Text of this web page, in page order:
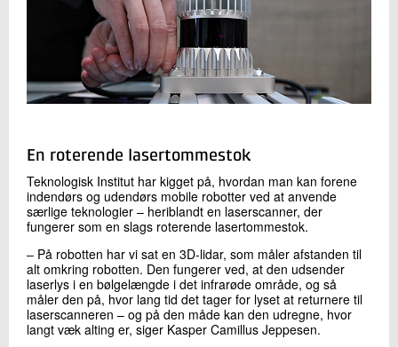
En roterende lasertommestok
Teknologisk Institut har kigget på, hvordan man kan forene
indendørs og udendørs mobile robotter ved at anvende
særlige teknologier – heriblandt en laserscanner, der
fungerer som en slags roterende lasertommestok.
‒ På robotten har vi sat en 3D-lidar, som måler afstanden til
alt omkring robotten. Den fungerer ved, at den udsender
laserlys i en bølgelængde i det infrarøde område, og så
måler den på, hvor lang tid det tager for lyset at returnere til
laserscanneren – og på den måde kan den udregne, hvor
langt væk alting er, siger Kasper Camillus Jeppesen.